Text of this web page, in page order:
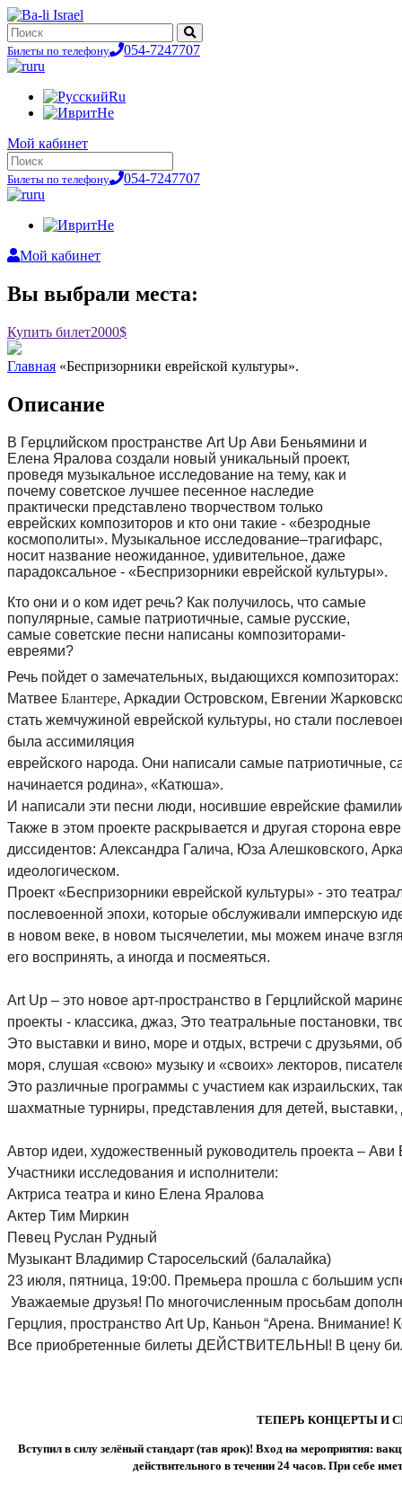
Билеты по телефону
054-7247707
ru
Ru
He
Мой кабинет
Билеты по телефону
054-7247707
ru
He
Мой кабинет
Вы выбрали места:
Купить билет2000$
Главная «Беспризорники еврейской культуры».
Описание
В Герцлийском пространстве Art Up Ави Беньямини и
Елена Яралова создали новый уникальный проект,
проведя музыкальное исследование на тему, как и
почему советское лучшее песенное наследие
практически представлено творчеством только
еврейских композиторов и кто они такие - «безродные
космополиты». Музыкальное исследование–трагифарс,
носит название неожиданное, удивительное, даже
парадоксальное - «Беспризорники еврейской культуры».
Кто они и о ком идет речь? Как получилось, что самые
популярные, самые патриотичные, самые русские,
самые советские песни написаны композиторами-
евреями?
Речь пойдет о замечательных, выдающихся
Матвее Блантере, Аркадии Островском, Евгении
стать жемчужиной еврейской культуры, но стали
была ассимиляция
еврейского народа. Они написали самые патриотичные,
начинается родина», «Катюша».
И написали эти песни люди, носившие еврейские
Также в этом проекте раскрывается и другая сторона
диссидентов: Александра Галича, Юза Алешковского,
идеологическом.
Проект «Беспризорники еврейской культуры» - это
послевоенной эпохи, которые обслуживали имперскую
в новом веке, в новом тысячелетии, мы можем иначе
его воспринять, а иногда и посмеяться.
Art Up – это новое арт-пространство в Герцлийской
проекты - классика, джаз, Это театральные постановки,
Это выставки и вино, море и отдых, встречи с друзьями,
моря, слушая «свою» музыку и «своих» лекторов,
Это различные программы с участием как израильских,
шахматные турниры, представления для детей,
Автор идеи, художественный руководитель проекта –
Участники исследования и исполнители:
Актриса театра и кино Елена Яралова
Актер Тим Миркин
Певец Руслан Рудный
Музыкант Владимир Старосельский (балалайка)
23 июля, пятница, 19:00. Премьера прошла с большим
Уважаемые друзья! По многочисленным просьбам
Герцлия, пространство Art Up, Каньон “Арена. Внимание!
Все приобретенные билеты ДЕЙСТВИТЕЛЬНЫ! В цену
ТЕПЕРЬ КОНЦЕРТЫ И
Вступил в силу зелёный стандарт (тав ярок)! Вход на мероприятия:
действительного в течении 24 часов. При себе